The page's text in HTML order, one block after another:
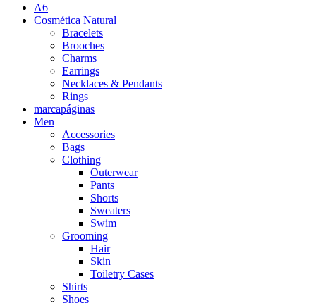
A6
Cosmética Natural
Bracelets
Brooches
Charms
Earrings
Necklaces & Pendants
Rings
marcapáginas
Men
Accessories
Bags
Clothing
Outerwear
Pants
Shorts
Sweaters
Swim
Grooming
Hair
Skin
Toiletry Cases
Shirts
Shoes